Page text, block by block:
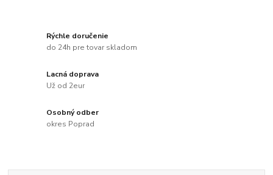
Rýchle doručenie
do 24h pre tovar skladom
Lacná doprava
Už od 2eur
Osobný odber
okres Poprad